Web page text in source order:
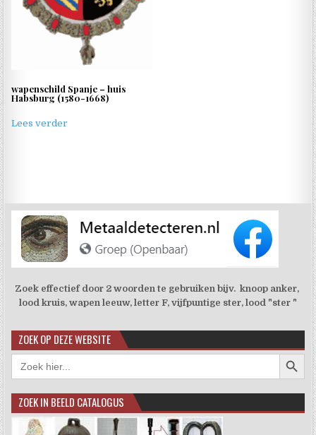
wapenschild Spanje – huis
Habsburg (1580-1668)
Lees verder
Zoek effectief door 2 woorden te gebruiken bijv. knoop anker,
lood kruis, wapen leeuw, letter F, vijfpuntige ster, lood "ster "
ZOEK OP DEZE WEBSITE
Zoek
naar:
ZOEK IN BEELD CATALOGUS